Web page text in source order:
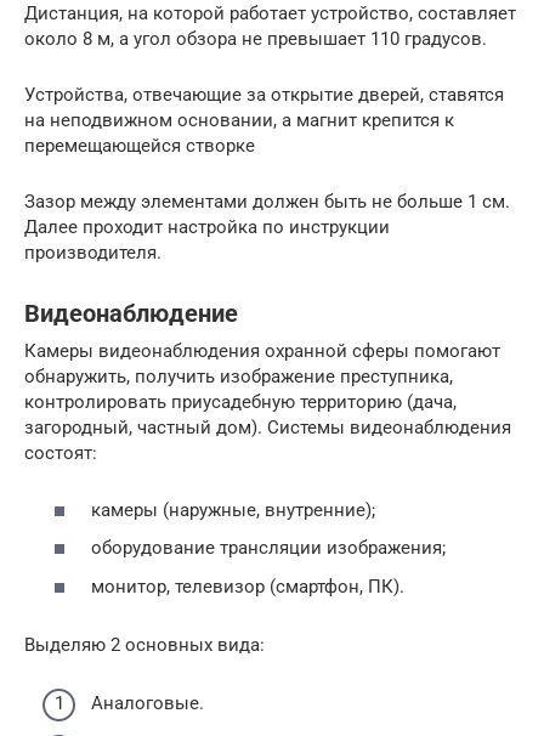
Дистанция, на которой работает устройство, составляет
около 8 м, а угол обзора не превышает 110 градусов.
Устройства, отвечающие за открытие дверей, ставятся
на неподвижном основании, а магнит крепится к
перемещающейся створке
Зазор между элементами должен быть не больше 1 см.
Далее проходит настройка по инструкции
производителя.
Видеонаблюдение
Камеры видеонаблюдения охранной сферы помогают
обнаружить, получить изображение преступника,
контролировать приусадебную территорию (дача,
загородный, частный дом). Системы видеонаблюдения
состоят:
камеры (наружные, внутренние);
оборудование трансляции изображения;
монитор, телевизор (смартфон, ПК).
Выделяю 2 основных вида:
Аналоговые.